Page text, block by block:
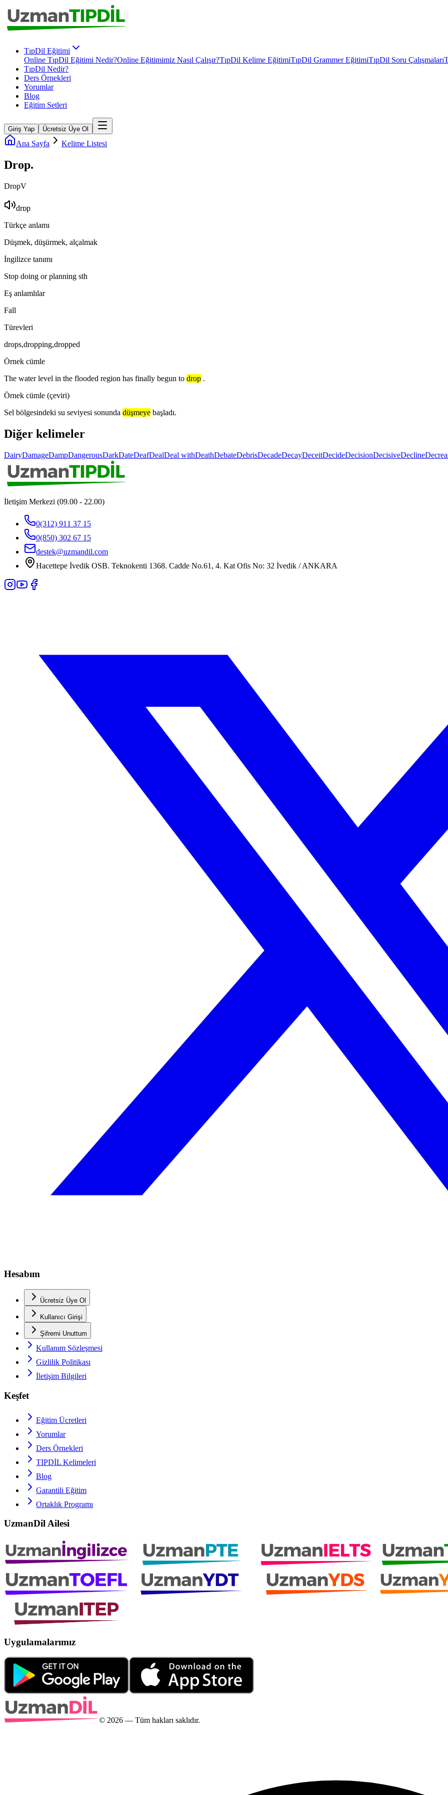
TıpDil Eğitimi
Online TıpDil Eğitimi Nedir?Online Eğitimimiz Nasıl Çalışır?TıpDil Kelime EğitimiTıpDil Grammer EğitimiTıpDil Soru Çalışmaları
TıpDil Nedir?
Ders Örnekleri
Yorumlar
Blog
Eğitim Setleri
Giriş Yap Ücretsiz Üye Ol
Ana Sayfa Kelime Listesi
Drop.
DropV
drɒp
Türkçe anlamı
Düşmek, düşürmek, alçalmak
İngilizce tanımı
Stop doing or planning sth
Eş anlamlılar
Fall
Türevleri
drops,dropping,dropped
Örnek cümle
The water level in the flooded region has finally begun to drop .
Örnek cümle (çeviri)
Sel bölgesindeki su seviyesi sonunda düşmeye başladı.
Diğer kelimeler
DairyDamageDampDangerousDarkDateDeafDealDeal withDeathDebateDebrisDecadeDecayDeceitDecideDecisionDecisiveDecline
İletişim Merkezi (09.00 - 22.00)
0(312) 911 37 15
0(850) 302 67 15
destek@uzmandil.com
Hacettepe İvedik OSB. Teknokenti 1368. Cadde No.61, 4. Kat Ofis No: 32 İvedik / ANKARA
Hesabım
Ücretsiz Üye Ol
Kullanıcı Girişi
Şifremi Unuttum
Kullanım Sözleşmesi
Gizlilik Politikası
İletişim Bilgileri
Keşfet
Eğitim Ücretleri
Yorumlar
Ders Örnekleri
TIPDİL Kelimeleri
Blog
Garantili Eğitim
Ortaklık Programı
UzmanDil Ailesi
Uygulamalarımız
© 2026 — Tüm hakları saklıdır.